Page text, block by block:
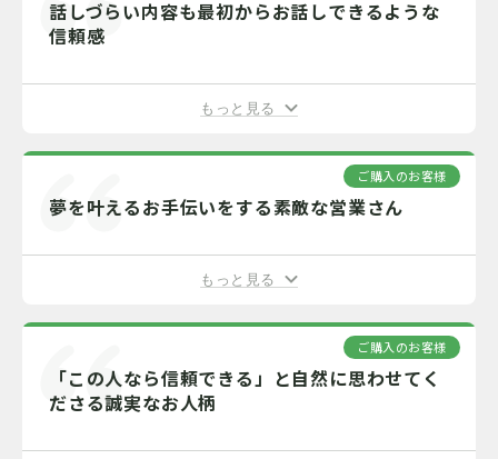
話しづらい内容も最初からお話しできるような
信頼感
もっと見る
ご購入のお客様
夢を叶えるお手伝いをする素敵な営業さん
もっと見る
ご購入のお客様
「この人なら信頼できる」と自然に思わせてく
ださる誠実なお人柄